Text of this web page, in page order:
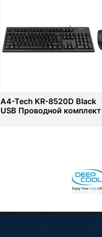
A4-Tech KR-8520D Black
USB Проводной комплект